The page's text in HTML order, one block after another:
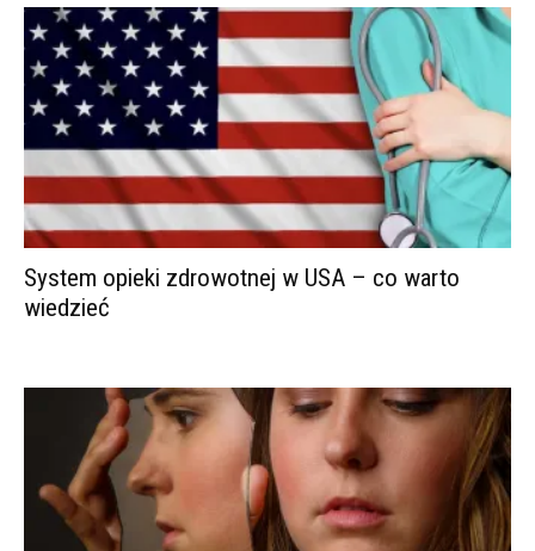
System opieki zdrowotnej w USA – co warto
wiedzieć